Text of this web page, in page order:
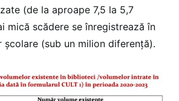
(de la aproape 7,5 la 5,7
mică scădere se înregistrează în
(sub un milion diferență).